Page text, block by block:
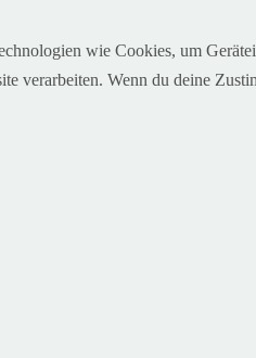
wie Cookies, um
verarbeiten. Wenn du deine